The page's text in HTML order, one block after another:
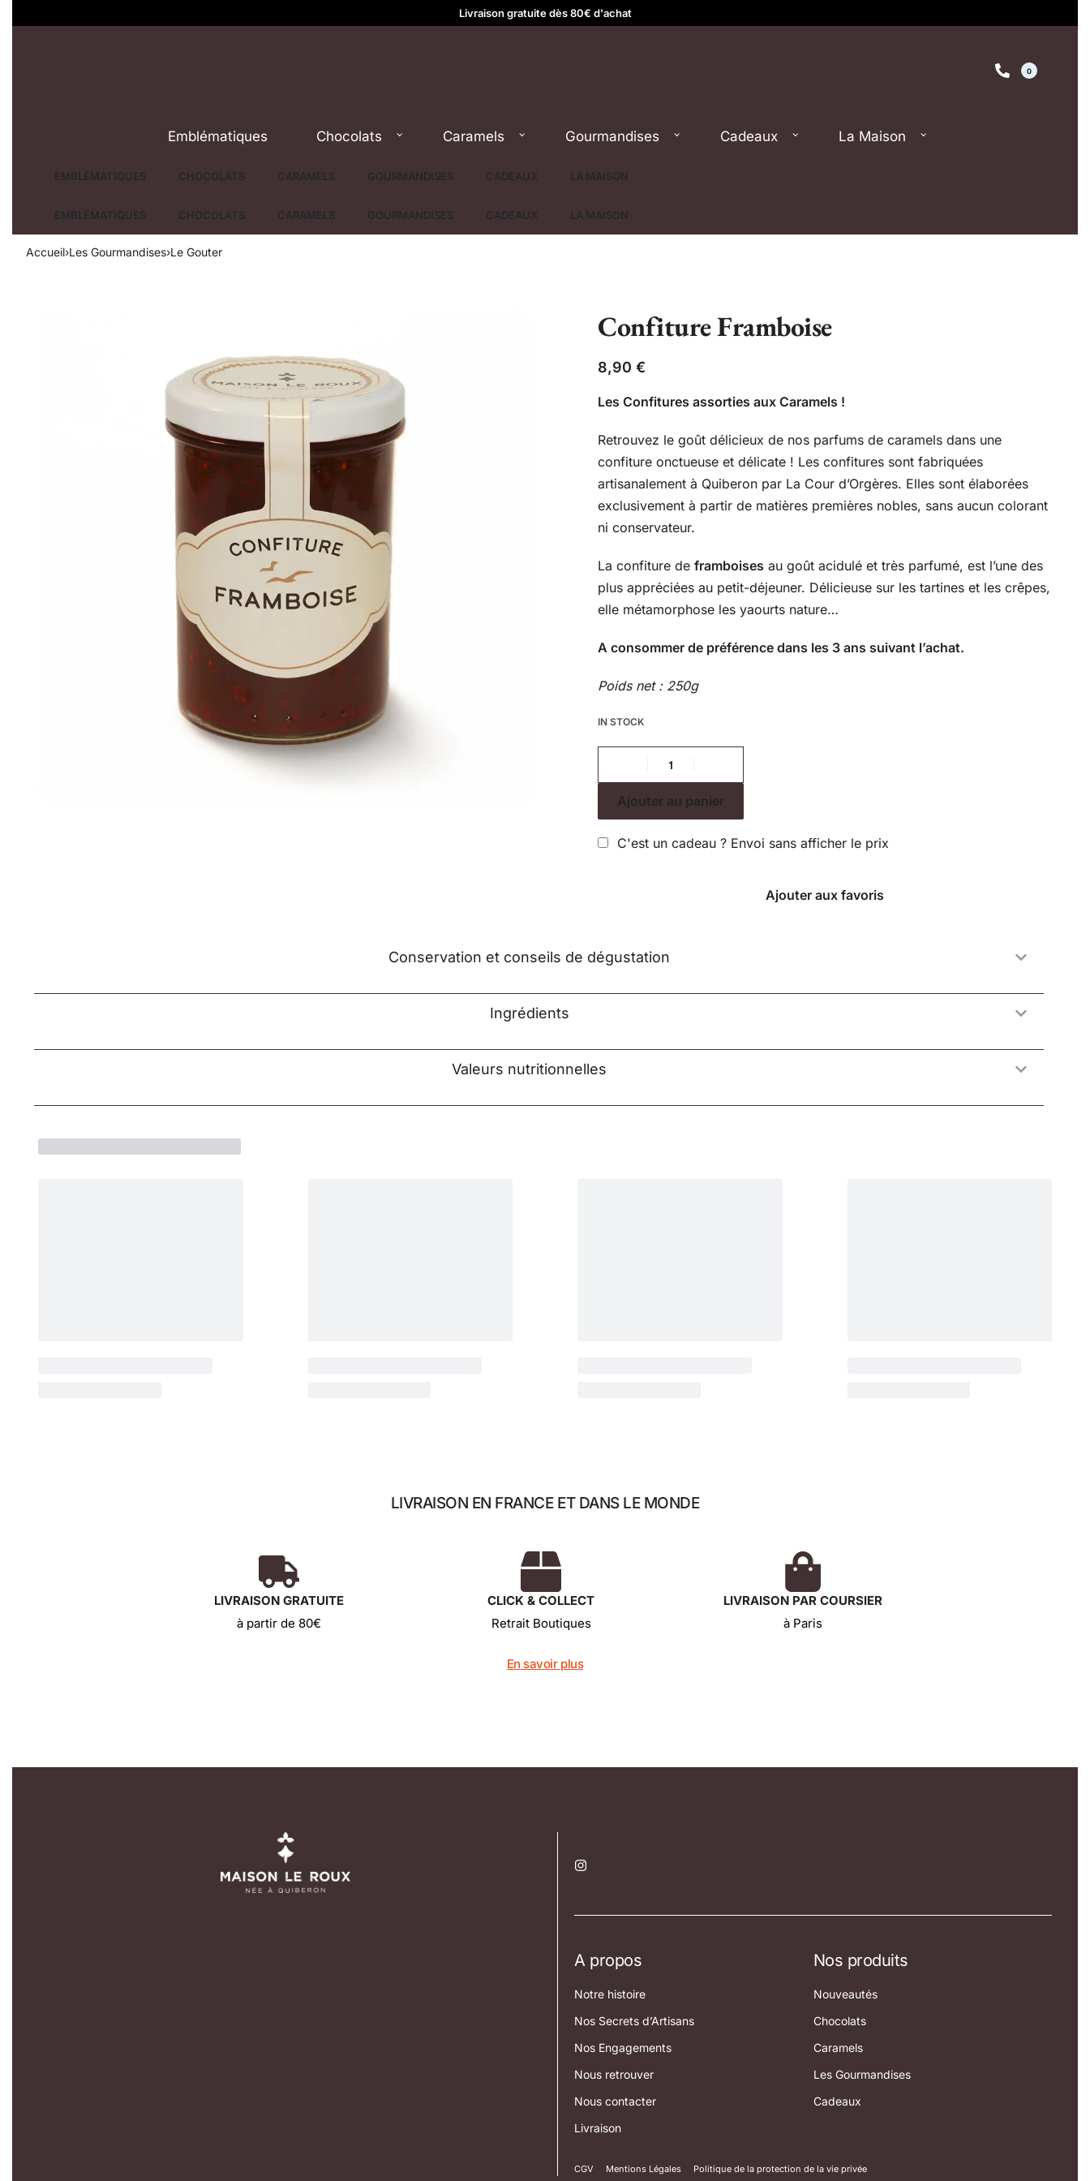
Livraison gratuite dès 80€ d'achat
0
Emblématiques Chocolats Caramels Gourmandises Cadeaux La Maison
EMBLÉMATIQUES CHOCOLATS CARAMELS GOURMANDISES CADEAUX LA MAISON
EMBLÉMATIQUES CHOCOLATS CARAMELS GOURMANDISES CADEAUX LA MAISON
Accueil›Les Gourmandises›Le Gouter
Confiture Framboise
8,90 €
Les Confitures assorties aux Caramels !
Retrouvez le goût délicieux de nos parfums de caramels dans une
confiture onctueuse et délicate ! Les confitures sont fabriquées
artisanalement à Quiberon par La Cour d’Orgères. Elles sont élaborées
exclusivement à partir de matières premières nobles, sans aucun colorant
ni conservateur.
La confiture de framboises au goût acidulé et très parfumé, est l’une des
plus appréciées au petit-déjeuner. Délicieuse sur les tartines et les crêpes,
elle métamorphose les yaourts nature…
A consommer de préférence dans les 3 ans suivant l’achat.
Poids net : 250g
IN STOCK
Ajouter au panier
C'est un cadeau ? Envoi sans afficher le prix
Ajouter aux favoris
Conservation et conseils de dégustation
Ingrédients
Valeurs nutritionnelles
LIVRAISON EN FRANCE ET DANS LE MONDE
LIVRAISON GRATUITE
à partir de 80€
CLICK & COLLECT
Retrait Boutiques
LIVRAISON PAR COURSIER
à Paris
En savoir plus
A propos
Notre histoire
Nos Secrets d’Artisans
Nos Engagements
Nous retrouver
Nous contacter
Livraison
Nos produits
Nouveautés
Chocolats
Caramels
Les Gourmandises
Cadeaux
CGV Mentions Légales Politique de la protection de la vie privée